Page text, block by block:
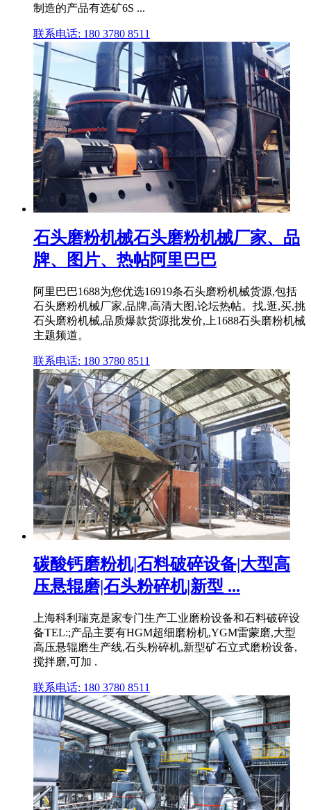
制造的产品有选矿6S ...
联系电话: 180 3780 8511
石头磨粉机械石头磨粉机械厂家、品
牌、图片、热帖阿里巴巴
阿里巴巴1688为您优选16919条石头磨粉机械货源,包括
石头磨粉机械厂家,品牌,高清大图,论坛热帖。找,逛,买,挑
石头磨粉机械,品质爆款货源批发价,上1688石头磨粉机械
主题频道。
联系电话: 180 3780 8511
碳酸钙磨粉机|石料破碎设备|大型高
压悬辊磨|石头粉碎机|新型 ...
上海科利瑞克是家专门生产工业磨粉设备和石料破碎设
备TEL:;产品主要有HGM超细磨粉机,YGM雷蒙磨,大型
高压悬辊磨生产线,石头粉碎机,新型矿石立式磨粉设备,
搅拌磨,可加 .
联系电话: 180 3780 8511